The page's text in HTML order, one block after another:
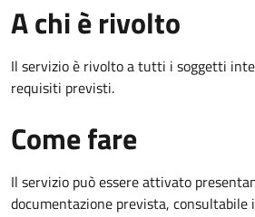
A chi è rivolto
Il servizio è rivolto a tutti i soggetti
requisiti previsti.
Come fare
Il servizio può essere attivato
documentazione prevista, consultabile